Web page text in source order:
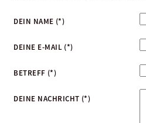
DEIN NAME (*)
DEINE E-MAIL (*)
BETREFF (*)
DEINE NACHRICHT (*)